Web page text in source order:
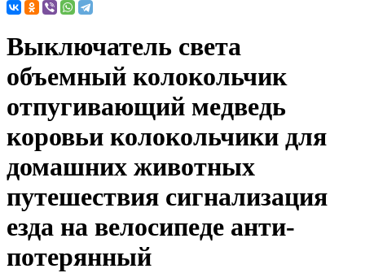
Выключатель света
объемный колокольчик
отпугивающий медведь
коровьи колокольчики для
домашних животных
путешествия сигнализация
езда на велосипеде анти-
потерянный